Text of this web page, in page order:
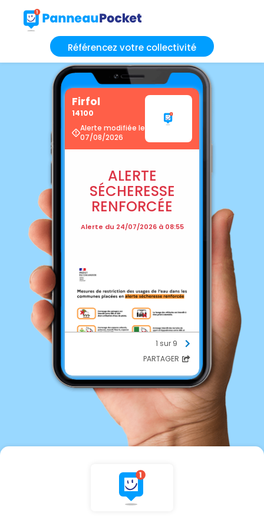
Référencez votre collectivité
Firfol
14100
Alerte modifiée le
07/08/2026
ALERTE
SÉCHERESSE
RENFORCÉE
Alerte du 24/07/2026 à 08:55
1 sur 9
PARTAGER